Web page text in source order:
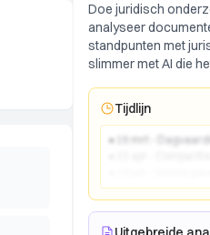
Doe juridisch
analyseer
standpunten met
slimmer met AI die
Tijdlijn
● 15 mrt -